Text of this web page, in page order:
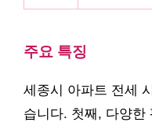
주요 특징
세종시 아파트 전세
습니다. 첫째, 다양한